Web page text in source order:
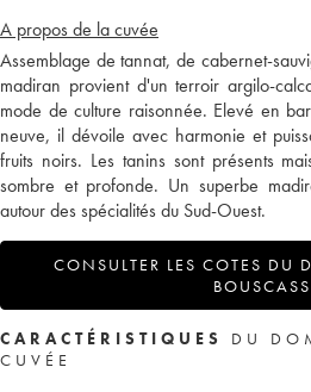
A propos de la cuvée
Assemblage de tannat, de cabernet-
madiran provient d'un terroir argilo-
mode de culture raisonnée. Elevé en
neuve, il dévoile avec harmonie et
fruits noirs. Les tanins sont présents
sombre et profonde. Un superbe
autour des spécialités du Sud-Ouest.
CONSULTER LES COTES DU
CARACTÉRISTIQUES
DU
CUVÉE